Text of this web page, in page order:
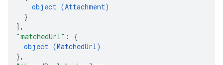
object (Attachment)
}
] ,
"matchedUrl" : {
object (MatchedUrl)
},